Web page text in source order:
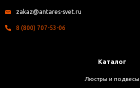
zakaz@antares-svet.ru
8 (800) 707-53-06
Каталог
Люстры и подвесы